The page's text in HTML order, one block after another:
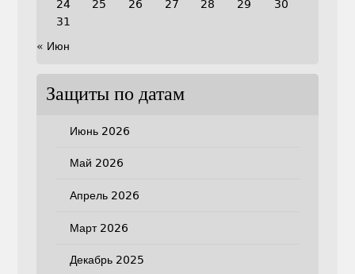
24
25 26 27 28 29
30
31
« Июн
Защиты по датам
Июнь 2026
Май 2026
Апрель 2026
Март 2026
Декабрь 2025